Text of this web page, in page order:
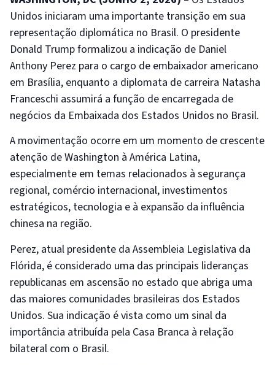
Unidos iniciaram uma importante transição em sua
representação diplomática no Brasil. O presidente
Donald Trump formalizou a indicação de Daniel
Anthony Perez para o cargo de embaixador americano
em Brasília, enquanto a diplomata de carreira Natasha
Franceschi assumirá a função de encarregada de
negócios da Embaixada dos Estados Unidos no Brasil.
A movimentação ocorre em um momento de crescente
atenção de Washington à América Latina,
especialmente em temas relacionados à segurança
regional, comércio internacional, investimentos
estratégicos, tecnologia e à expansão da influência
chinesa na região.
Perez, atual presidente da Assembleia Legislativa da
Flórida, é considerado uma das principais lideranças
republicanas em ascensão no estado que abriga uma
das maiores comunidades brasileiras dos Estados
Unidos. Sua indicação é vista como um sinal da
importância atribuída pela Casa Branca à relação
bilateral com o Brasil.